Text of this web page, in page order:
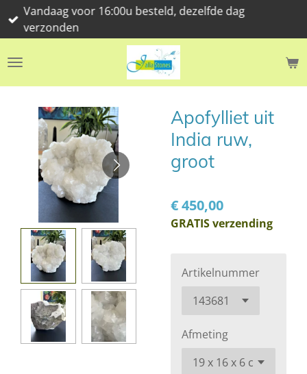
Ga
direct
de
Vandaag voor 16:00u besteld, dezelfde dag
verzonden
Apofylliet uit
India ruw,
groot
€ 450,00
GRATIS verzending
Artikelnummer
Afmeting